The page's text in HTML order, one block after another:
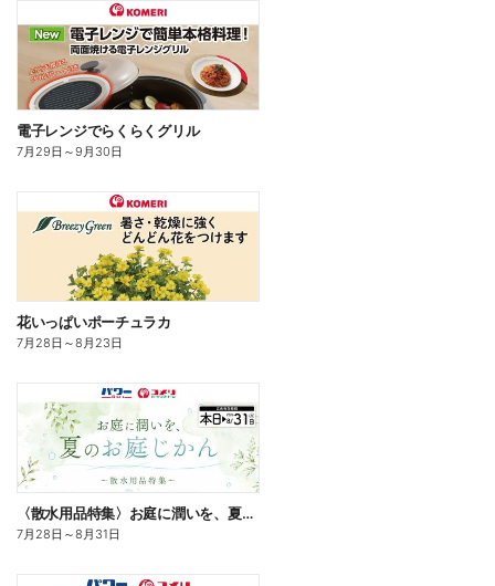
電子レンジでらくらくグリル
7月29日 ～9月30日
花いっぱいポーチュラカ
7月28日 ～8月23日
〈散水用品特集〉お庭に潤いを、夏のお庭じかん
7月28日 ～8月31日